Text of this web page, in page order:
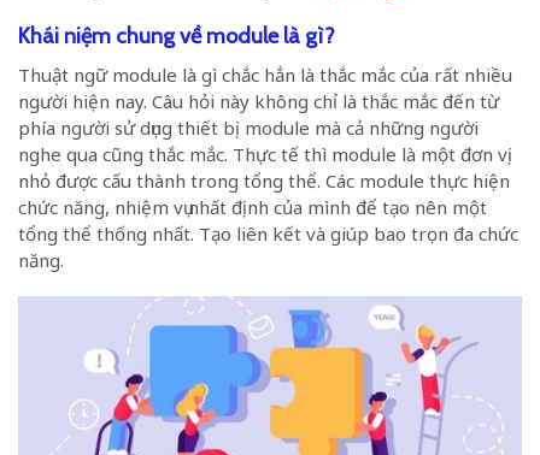
Khái niệm chung về module là gì?
Thuật ngữ module là gì chắc hẳn là thắc mắc của rất nhiều
người hiện nay. Câu hỏi này không chỉ là thắc mắc đến từ
phía người sử dụng thiết bị module mà cả những người
nghe qua cũng thắc mắc. Thực tế thì module là một đơn vị
nhỏ được cấu thành trong tổng thể. Các module thực hiện
chức năng, nhiệm vụ nhất định của mình để tạo nên một
tổng thể thống nhất. Tạo liên kết và giúp bao trọn đa chức
năng.